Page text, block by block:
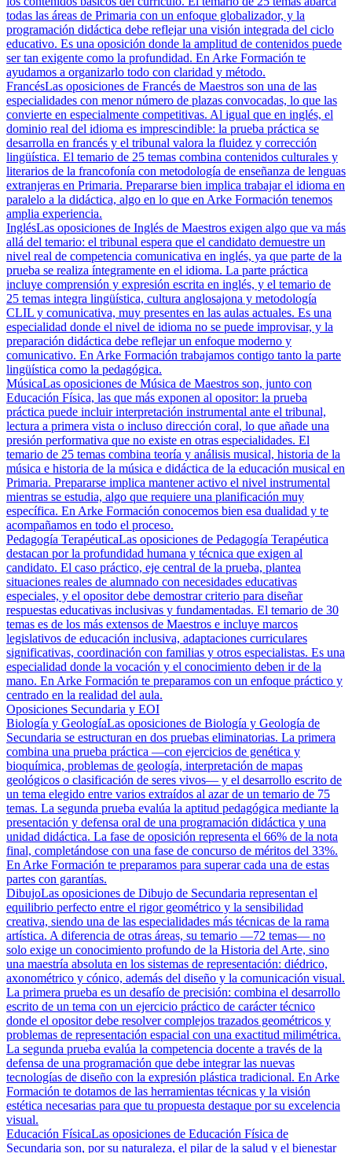
todas las áreas de Primaria con un enfoque globalizador, y la
programación didáctica debe reflejar una visión integrada del ciclo
educativo. Es una oposición donde la amplitud de contenidos puede
ser tan exigente como la profundidad. En Arke Formación te
ayudamos a organizarlo todo con claridad y método.
FrancésLas oposiciones de Francés de Maestros son una de las
especialidades con menor número de plazas convocadas, lo que las
convierte en especialmente competitivas. Al igual que en inglés, el
dominio real del idioma es imprescindible: la prueba práctica se
desarrolla en francés y el tribunal valora la fluidez y corrección
lingüística. El temario de 25 temas combina contenidos culturales y
literarios de la francofonía con metodología de enseñanza de lenguas
extranjeras en Primaria. Prepararse bien implica trabajar el idioma en
paralelo a la didáctica, algo en lo que en Arke Formación tenemos
amplia experiencia.
InglésLas oposiciones de Inglés de Maestros exigen algo que va más
allá del temario: el tribunal espera que el candidato demuestre un
nivel real de competencia comunicativa en inglés, ya que parte de la
prueba se realiza íntegramente en el idioma. La parte práctica
incluye comprensión y expresión escrita en inglés, y el temario de
25 temas integra lingüística, cultura anglosajona y metodología
CLIL y comunicativa, muy presentes en las aulas actuales. Es una
especialidad donde el nivel de idioma no se puede improvisar, y la
preparación didáctica debe reflejar un enfoque moderno y
comunicativo. En Arke Formación trabajamos contigo tanto la parte
lingüística como la pedagógica.
MúsicaLas oposiciones de Música de Maestros son, junto con
Educación Física, las que más exponen al opositor: la prueba
práctica puede incluir interpretación instrumental ante el tribunal,
lectura a primera vista o incluso dirección coral, lo que añade una
presión performativa que no existe en otras especialidades. El
temario de 25 temas combina teoría y análisis musical, historia de la
música e historia de la música e didáctica de la educación musical en
Primaria. Prepararse implica mantener activo el nivel instrumental
mientras se estudia, algo que requiere una planificación muy
específica. En Arke Formación conocemos bien esa dualidad y te
acompañamos en todo el proceso.
Pedagogía TerapéuticaLas oposiciones de Pedagogía Terapéutica
destacan por la profundidad humana y técnica que exigen al
candidato. El caso práctico, eje central de la prueba, plantea
situaciones reales de alumnado con necesidades educativas
especiales, y el opositor debe demostrar criterio para diseñar
respuestas educativas inclusivas y fundamentadas. El temario de 30
temas es de los más extensos de Maestros e incluye marcos
legislativos de educación inclusiva, adaptaciones curriculares
significativas, coordinación con familias y otros especialistas. Es una
especialidad donde la vocación y el conocimiento deben ir de la
mano. En Arke Formación te preparamos con un enfoque práctico y
centrado en la realidad del aula.
Oposiciones Secundaria y EOI
Biología y GeologíaLas oposiciones de Biología y Geología de
Secundaria se estructuran en dos pruebas eliminatorias. La primera
combina una prueba práctica —con ejercicios de genética y
bioquímica, problemas de geología, interpretación de mapas
geológicos o clasificación de seres vivos— y el desarrollo escrito de
un tema elegido entre varios extraídos al azar de un temario de 75
temas. La segunda prueba evalúa la aptitud pedagógica mediante la
presentación y defensa oral de una programación didáctica y una
unidad didáctica. La fase de oposición representa el 66% de la nota
final, completándose con una fase de concurso de méritos del 33%.
En Arke Formación te preparamos para superar cada una de estas
partes con garantías.
DibujoLas oposiciones de Dibujo de Secundaria representan el
equilibrio perfecto entre el rigor geométrico y la sensibilidad
creativa, siendo una de las especialidades más técnicas de la rama
artística. A diferencia de otras áreas, su temario —72 temas— no
solo exige un conocimiento profundo de la Historia del Arte, sino
una maestría absoluta en los sistemas de representación: diédrico,
axonométrico y cónico, además del diseño y la comunicación visual.
La primera prueba es un desafío de precisión: combina el desarrollo
escrito de un tema con un ejercicio práctico de carácter técnico
donde el opositor debe resolver complejos trazados geométricos y
problemas de representación espacial con una exactitud milimétrica.
La segunda prueba evalúa la competencia docente a través de la
defensa de una programación que debe integrar las nuevas
tecnologías de diseño con la expresión plástica tradicional. En Arke
Formación te dotamos de las herramientas técnicas y la visión
estética necesarias para que tu propuesta destaque por su excelencia
visual.
Educación FísicaLas oposiciones de Educación Física de
Secundaria son, por su naturaleza, el pilar de la salud y el bienestar